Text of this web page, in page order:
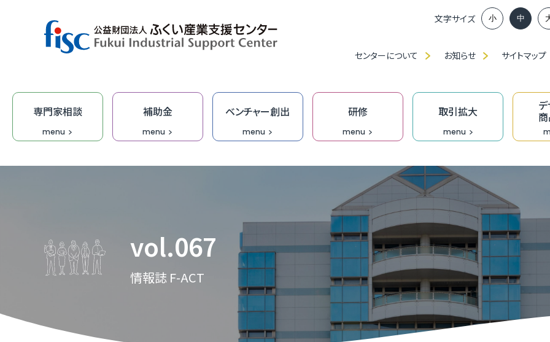
文字サイズ 小 中
センターについて お知らせ サイトマップ
専門家相談
menu
専門家の派遣 無
DX専門家派遣事業
取引かけこみ寺
補助金
menu
集客力アップに向けた課題解決応援事業助成金
ふくい創業活性化事業（成長支援）助成金 過
【参考】市町の融資・支援制度
ベンチャー創出
menu
ふくいベンチャー創出プロジェクト
福井ベンチャーピッチ ふ
IT起業家向け事務所等の貸出
研修
menu
「階層別」・「職種別／業種別」研修（中産大）
オーダーメイド研修 も
学びなおし支援
ふくいDXスクール
取引拡大
menu
デザイン研修 デ
ふくいクリエイティブホーム Cream（クリーム）
オープンイノベーション推進部賛助会員、
受託研究 技
ふくいオープンイノベーション推進機構
技術研究開発リンク集
IT・DX
無料IT相談窓口 DX
伴走型DXプロジェクト支援事業［実行支援］
ふくいDX事例集
「ふくいDX推進宣言企業」登録企業・団体のご紹介
vol.067
情報誌 F-ACT